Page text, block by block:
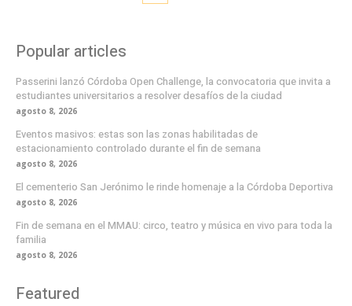
Popular articles
Passerini lanzó Córdoba Open Challenge, la convocatoria que invita a
estudiantes universitarios a resolver desafíos de la ciudad
agosto 8, 2026
Eventos masivos: estas son las zonas habilitadas de
estacionamiento controlado durante el fin de semana
agosto 8, 2026
El cementerio San Jerónimo le rinde homenaje a la Córdoba Deportiva
agosto 8, 2026
Fin de semana en el MMAU: circo, teatro y música en vivo para toda la
familia
agosto 8, 2026
Featured